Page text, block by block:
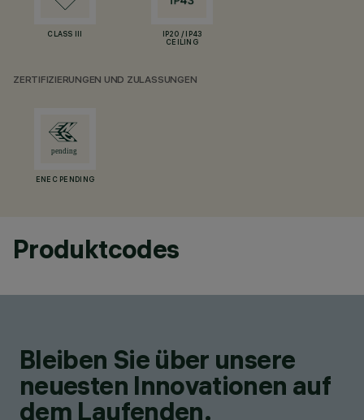
CLASS III
IP20 / IP43
CEILING
ZERTIFIZIERUNGEN UND ZULASSUNGEN
ENEC PENDING
Produktcodes
Bleiben Sie über unsere
neuesten Innovationen auf
dem Laufenden.